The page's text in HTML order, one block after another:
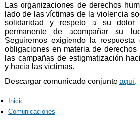
Las organizaciones de derechos
lado de las víctimas de la violencia
solidaridad y respeto a su
permanente de acompañar su
Seguiremos exigiendo la
obligaciones en materia de derechos
las campañas de estigmatización
y hacia las víctimas.
Descargar comunicado conjunto aquí.
Inicio
Comunicaciones